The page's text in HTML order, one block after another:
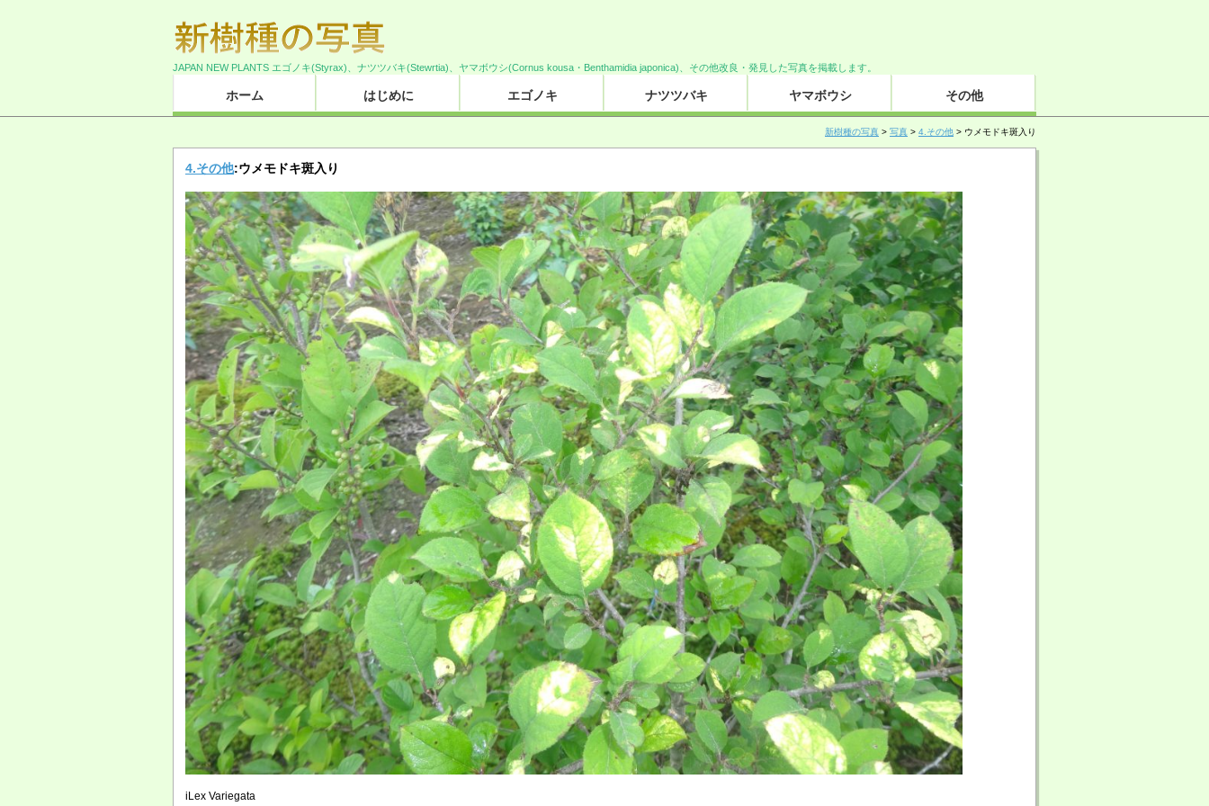
JAPAN NEW PLANTS エゴノキ(Styrax)、ナツツバキ(Stewrtia)、ヤマボウシ(Cornus kousa・Benthamidia japonica)、その他改良・発見した写真を掲載します。
ホーム はじめに エゴノキ ナツツバキ ヤマボウシ その他
新樹種の写真 > 写真 > 4.その他 > ウメモドキ斑入り
4.その他:ウメモドキ斑入り
iLex Variegata